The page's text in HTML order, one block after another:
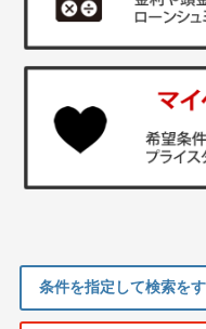
条件を指定して検索を